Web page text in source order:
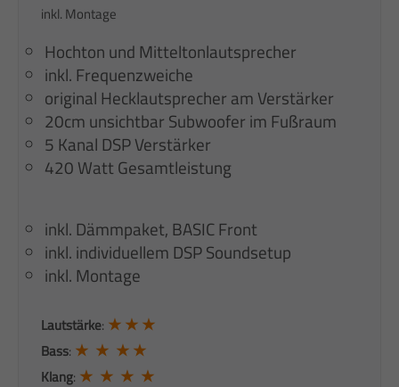
inkl. Montage
Hochton und Mitteltonlautsprecher
inkl. Frequenzweiche
original Hecklautsprecher am Verstärker
20cm unsichtbar Subwoofer im Fußraum
5 Kanal DSP Verstärker
420 Watt Gesamtleistung
inkl. Dämmpaket, BASIC Front
inkl. individuellem DSP Soundsetup
inkl. Montage
Lautstärke: ★ ★ ★
Bass: ★ ★ ★ ★
Klang: ★ ★ ★ ★